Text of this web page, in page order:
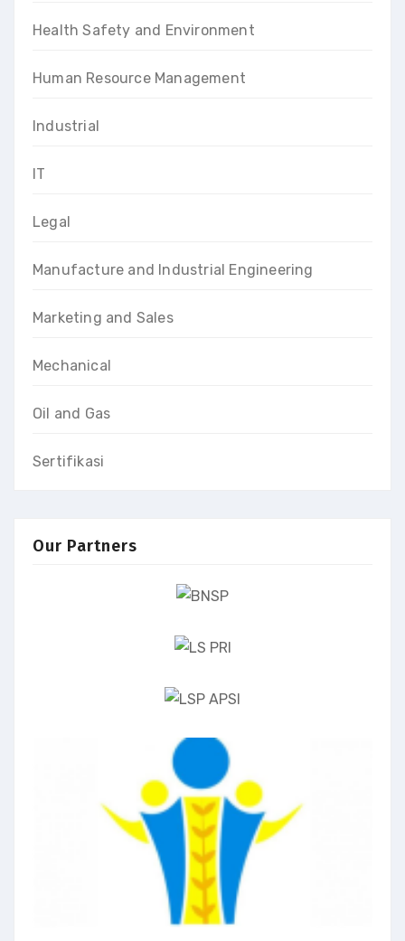
Health Safety and Environment
Human Resource Management
Industrial
IT
Legal
Manufacture and Industrial Engineering
Marketing and Sales
Mechanical
Oil and Gas
Sertifikasi
Our Partners